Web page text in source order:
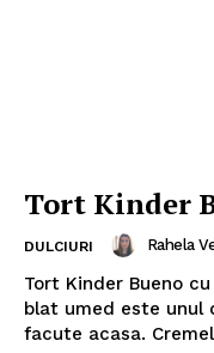
Tort Kinder
DULCIURI Rahela
Tort Kinder Bueno
blat umed este unul
facute acasa.